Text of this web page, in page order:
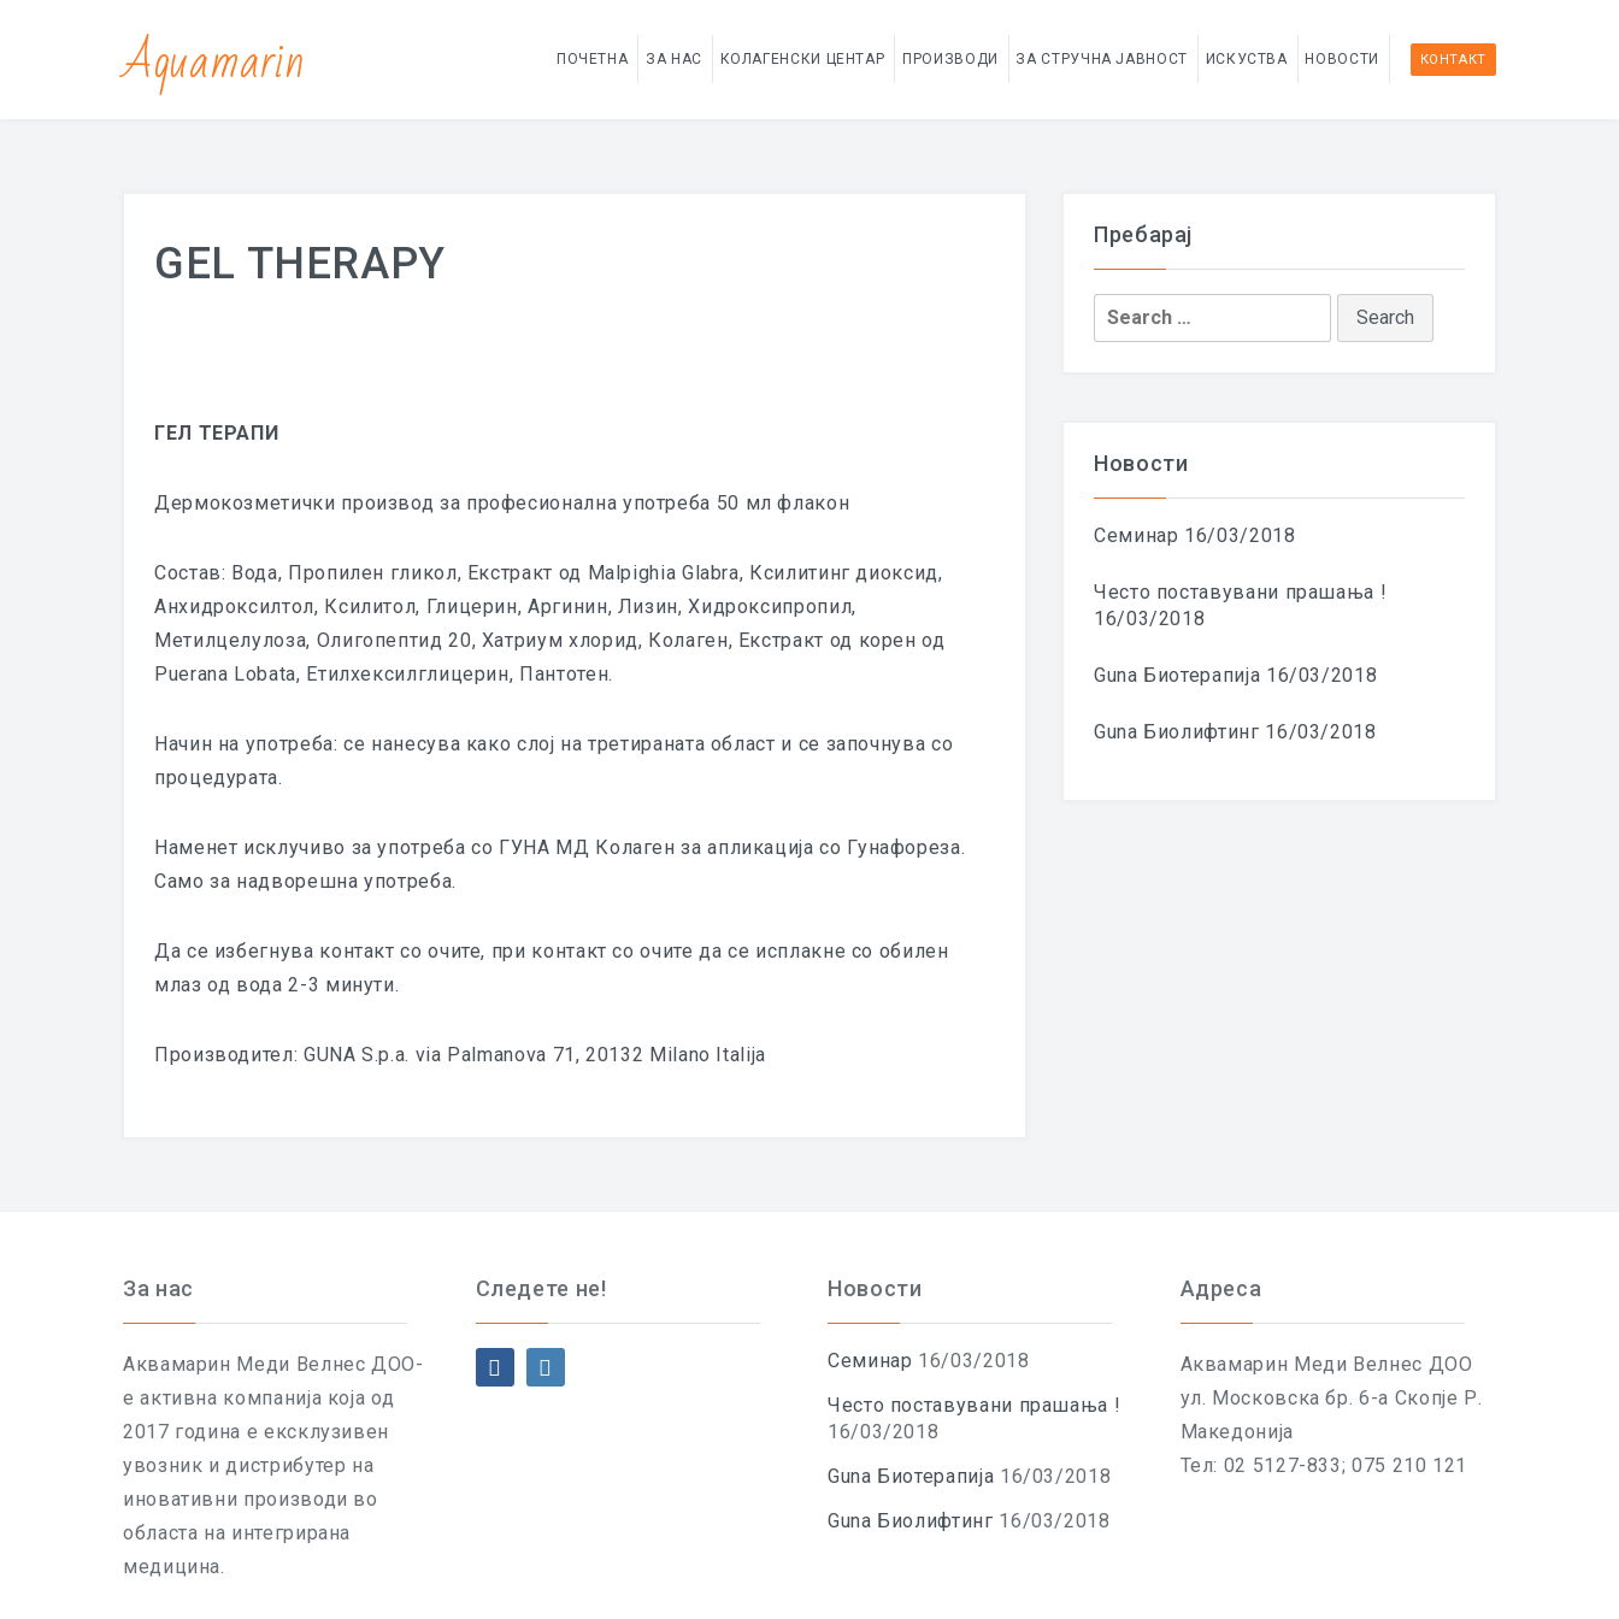
Aquamarin ПОЧЕТНА ЗА НАС КОЛАГЕНСКИ ЦЕНТАР ПРОИЗВОДИ ЗА СТРУЧНА ЈАВНОСТ ИСКУСТВА НОВОСТИ КОНТАКТ
GEL THERAPY
ГЕЛ ТЕРАПИ
Дермoкозметички производ за професионална употреба 50 мл флакон
Состав: Вода, Пропилен гликол, Екстракт од Malpighia Glabra, Ксилитинг диоксид,
Анхидроксилтол, Ксилитол, Глицерин, Аргинин, Лизин, Хидроксипропил,
Метилцелулоза, Олигопептид 20, Хатриум хлорид, Колаген, Екстракт од корен од
Puerana Lobata, Етилхексилглицерин, Пантотен.
Начин на употреба: се нанесува како слој на третираната област и се започнува со
процедурата.
Наменет исклучиво за употреба со ГУНА МД Колаген за апликација со Гунафореза.
Само за надворешна употреба.
Да се избегнува контакт со очите, при контакт со очите да се исплакне со обилен
млаз од вода 2-3 минути.
Производител: GUNA S.p.a. via Palmanova 71, 20132 Milano Italija
Пребарај
Search
for:
Новости
Семинар 16/03/2018
Често поставувани прашања !
16/03/2018
Guna Биотерапија 16/03/2018
Guna Биолифтинг 16/03/2018
За нас
Аквамарин Меди Велнес ДОО-
е активна компанија која од
2017 година е ексклузивен
увозник и дистрибутер на
иновативни производи во
областа на интегрирана
медицина.
Следете не! Новости
Семинар 16/03/2018
Често поставувани прашања !
16/03/2018
Guna Биотерапија 16/03/2018
Guna Биолифтинг 16/03/2018
Адреса
Aквамарин Меди Велнес ДОО
ул. Московска бр. 6-а Скопје Р.
Македонија
Тел: 02 5127-833; 075 210 121